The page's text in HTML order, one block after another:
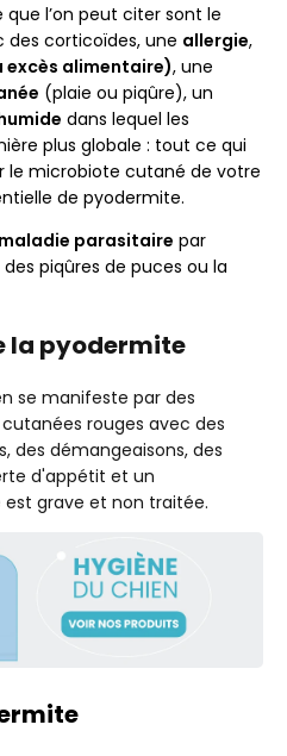
que l’on peut citer sont le
corticoïdes, une allergie,
excès alimentaire), une
(plaie ou piqûre), un
dans lequel les
plus globale : tout ce qui
le microbiote cutané de votre
de pyodermite.
maladie parasitaire par
piqûres de puces ou la
la pyodermite
se manifeste par des
rouges avec des
des démangeaisons, des
d'appétit et un
grave et non traitée.